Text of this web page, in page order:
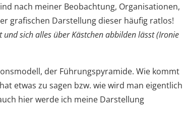
nach meiner Beobachtung, Organisationen,
grafischen Darstellung dieser häufig ratlos!
sich alles über Kästchen abbilden lässt (Ironie
der Führungspyramide. Wie kommt
etwas zu sagen bzw. wie wird man eigentlich
hier werde ich meine Darstellung